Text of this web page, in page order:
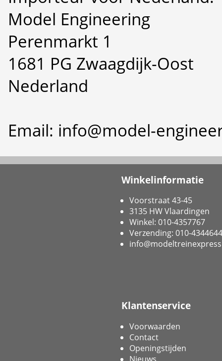
Model Engineering
Perenmarkt 1
1681 PG Zwaagdijk-Oost
Nederland
Email: info@model-
Winkelinformatie
Voorstraat 43-45
3135 HW Vlaardingen
Winkel: 010-4357767
Verzending: 010-4344644
Klantenservice
Voorwaarden
Contact
Openingstijden